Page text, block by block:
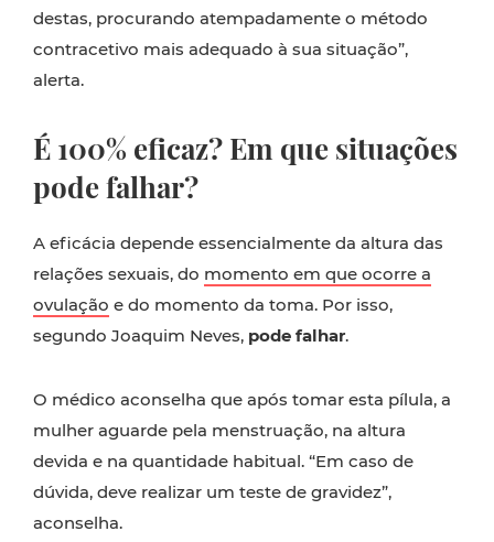
destas, procurando atempadamente o método
contracetivo mais adequado à sua situação”,
alerta.
É 100% eficaz? Em que situações
pode falhar?
A eficácia depende essencialmente da altura das
relações sexuais, do momento em que ocorre a
ovulação e do momento da toma. Por isso,
segundo Joaquim Neves, pode falhar.
O médico aconselha que após tomar esta pílula, a
mulher aguarde pela menstruação, na altura
devida e na quantidade habitual. “Em caso de
dúvida, deve realizar um teste de gravidez”,
aconselha.